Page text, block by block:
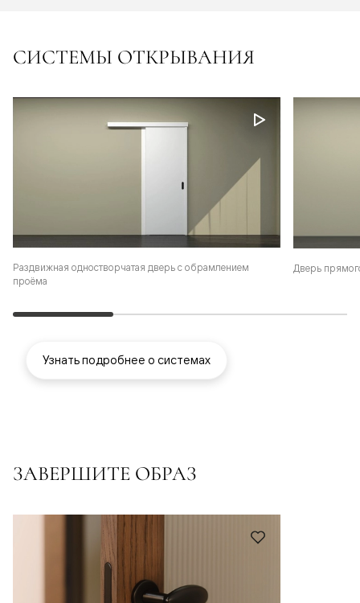
СИСТЕМЫ ОТКРЫВАНИЯ
Раздвижная одностворчатая дверь с обрамлением
проёма
Дверь
Узнать подробнее о системах
ЗАВЕРШИТЕ ОБРАЗ